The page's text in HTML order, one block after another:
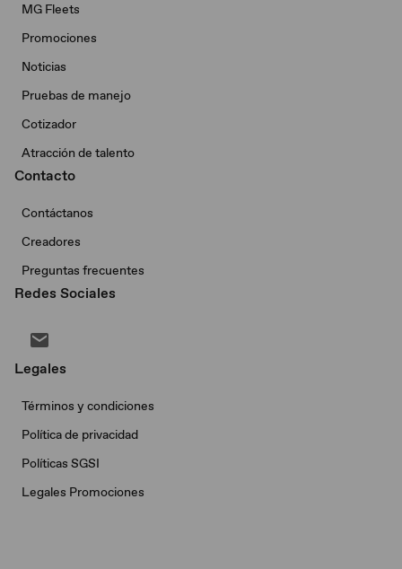
MG Fleets
Promociones
Noticias
Pruebas de manejo
Cotizador
Atracción de talento
Contacto
Contáctanos
Creadores
Preguntas frecuentes
Redes Sociales
Legales
Términos y condiciones
Política de privacidad
Políticas SGSI
Legales Promociones